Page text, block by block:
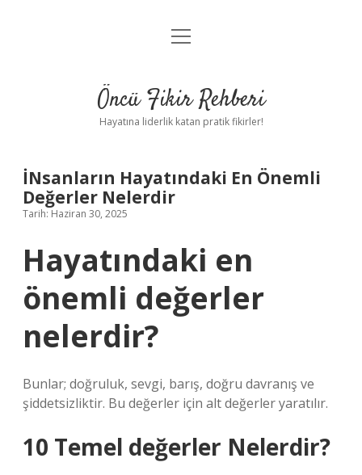
Anasayfa
Yasal Uyarı
menüyü
Öncü Fikir Rehberi
Hayatına liderlik katan pratik fikirler!
İNsanların Hayatındaki En Önemli
Değerler Nelerdir
Tarih: Haziran 30, 2025
Hayatındaki en
önemli değerler
nelerdir?
Bunlar; doğruluk, sevgi, barış, doğru davranış ve
şiddetsizliktir. Bu değerler için alt değerler yaratılır.
10 Temel değerler Nelerdir?